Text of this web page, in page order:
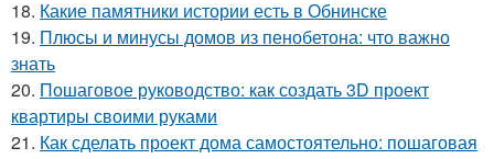
18. Какие памятники истории есть в Обнинске
19. Плюсы и минусы домов из пенобетона: что важно
знать
20. Пошаговое руководство: как создать 3D проект
квартиры своими руками
21. Как сделать проект дома самостоятельно: пошаговая